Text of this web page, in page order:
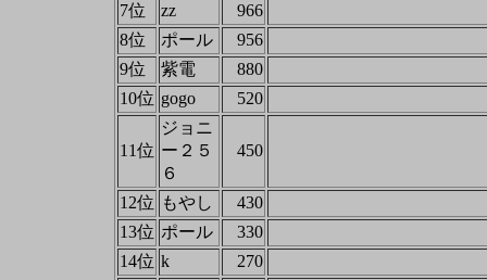
7位
zz
966
8位
ポール
956
9位
紫電
880
10位 gogo 520
11位
ジョニ
ー２５
６
450
12位 もやし
430
13位 ポール
330
14位 k
270